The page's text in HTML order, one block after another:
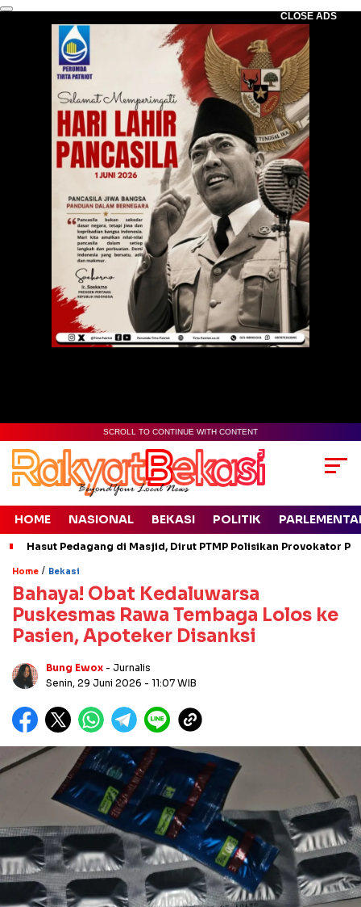
CLOSE ADS
SCROLL TO CONTINUE WITH CONTENT
HOME NASIONAL BEKASI POLITIK
Hasut Pedagang di Masjid, Dirut PTMP Polisikan Provokator
Home / Bekasi
Bahaya! Obat Kedaluwarsa
Puskesmas Rawa Tembaga Lolos ke
Pasien, Apoteker Disanksi
Bung Ewox - Jurnalis
Senin, 29 Juni 2026 - 11:07 WIB